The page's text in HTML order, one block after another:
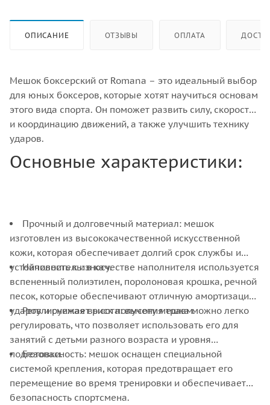
ОПИСАНИЕ ОТЗЫВЫ ОПЛАТА
Мешок боксерский от Romana – это идеальный выбор
для юных боксеров, которые хотят научиться основам
этого вида спорта. Он поможет развить силу, скорость
и координацию движений, а также улучшить технику
ударов.
Основные характеристики:
Прочный и долговечный материал: мешок
изготовлен из высококачественной искусственной
кожи, которая обеспечивает долгий срок службы и
устойчивость к износу.
Наполнитель: в качестве наполнителя используется
вспененный полиэтилен, поролоновая крошка, речной
песок, которые обеспечивают отличную амортизацию
ударов и снижает риск получения травм.
Регулируемая высота: высоту мешка можно легко
регулировать, что позволяет использовать его для
занятий с детьми разного возраста и уровня
подготовки.
Безопасность: мешок оснащен специальной
системой крепления, которая предотвращает его
перемещение во время тренировки и обеспечивает
безопасность спортсмена.